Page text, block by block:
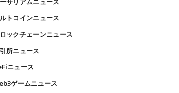
トコインニュース
ックチェーンニュース
所ニュース
ニュース
ゲームニュース